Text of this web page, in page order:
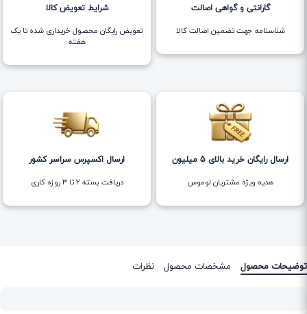
گارانتی و گواهی اصالت
شناسنامه جهت تضمین اصالت کالا
شرایط تعویض کالا
تعویض رایگان محصول خریداری شده تا یک
هفته
ارسال رایگان خرید بالای 5 میلیون
هدیه ویژه مشتریان لوموس
ارسال اکسپرس سراسر کشور
دریافت بسته ۲ تا ۳ روزه کاری
توضیحات محصول مشخصات محصول نظرات